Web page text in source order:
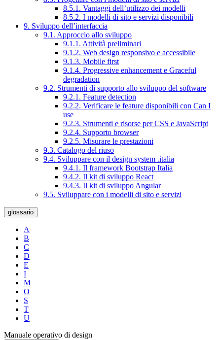
8.5.1. Vantaggi dell’utilizzo dei modelli
8.5.2. I modelli di sito e servizi disponibili
9. Sviluppo dell’interfaccia
9.1. Approccio allo sviluppo
9.1.1. Attività preliminari
9.1.2. Web design responsivo e accessibile
9.1.3. Mobile first
9.1.4. Progressive enhancement e Graceful
degradation
9.2. Strumenti di supporto allo sviluppo del software
9.2.1. Feature detection
9.2.2. Verificare le feature disponibili con Can I
use
9.2.3. Strumenti e risorse per CSS e JavaScript
9.2.4. Supporto browser
9.2.5. Misurare le prestazioni
9.3. Catalogo del riuso
9.4. Sviluppare con il design system .italia
9.4.1. Il framework Bootstrap Italia
9.4.2. Il kit di sviluppo React
9.4.3. Il kit di sviluppo Angular
9.5. Sviluppare con i modelli di sito e servizi
glossario
A
B
C
D
E
I
M
O
S
T
U
Manuale operativo di design